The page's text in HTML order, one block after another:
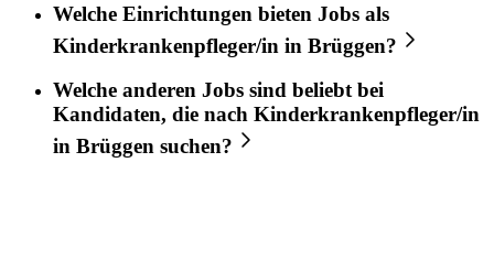
Welche Einrichtungen bieten Jobs als
Kinderkrankenpfleger/in in Brüggen?
Welche anderen Jobs sind beliebt bei
Kandidaten, die nach Kinderkrankenpfleger/in
in Brüggen suchen?